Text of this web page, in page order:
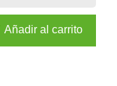
Añadir al carrito